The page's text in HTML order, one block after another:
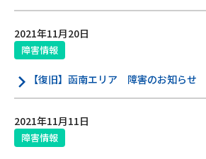
2021年11月20日
障害情報
【復旧】函南エリア 障害のお知らせ
2021年11月11日
障害情報